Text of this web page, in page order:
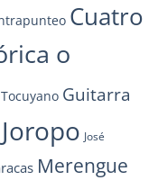
Cuatro
o
Guitarra
Joropo José
Merengue